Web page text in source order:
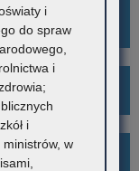
i
do spraw
i
i
w